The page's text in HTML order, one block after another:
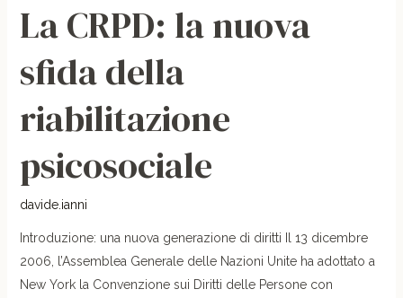
La CRPD: la nuova
sfida della
riabilitazione
psicosociale
davide.ianni
Introduzione: una nuova generazione di diritti Il 13 dicembre
2006, l’Assemblea Generale delle Nazioni Unite ha adottato a
New York la Convenzione sui Diritti delle Persone con
La
CRPD:
nuova
sfida
della
riabilitazione
psicosociale